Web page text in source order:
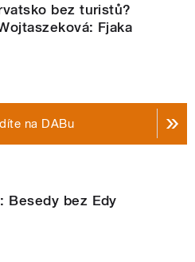
bez turistů?
Fjaka
na DABu
Besedy bez Edy